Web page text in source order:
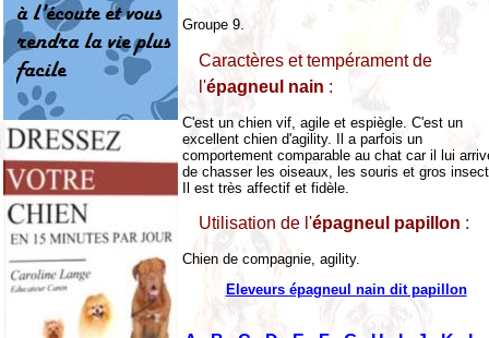
Groupe 9.
Caractères et tempérament de
l'épagneul nain :
C'est un chien vif, agile et espiègle. C'est un
excellent chien d'agility. Il a parfois un
comportement comparable au chat car il lui
de chasser les oiseaux, les souris et gros
Il est très affectif et fidèle.
Utilisation de l'épagneul papillon :
Chien de compagnie, agility.
Eleveurs épagneul nain dit papillon